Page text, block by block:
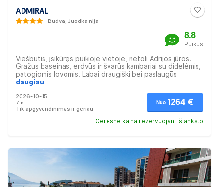
ADMIRAL
Budva, Juodkalnija
8.8
Puikus
Viešbutis, įsikūręs puikioje vietoje, netoli Adrijos jūros.
Gražus baseinas, erdvūs ir švarūs kambariai su didelėmis,
patogiomis lovomis. Labai draugiški bei paslaugūs
darbuotojai, geras maistas. Puikus kainos ir kokybės
Tai puiki vieta šeimoms, poroms ir draugų grupėms.
daugiau
2026-10-15
7 n.
Tik apgyvendinimas ir geriau
Nuo 1264 €
Geresnė kaina rezervuojant iš anksto